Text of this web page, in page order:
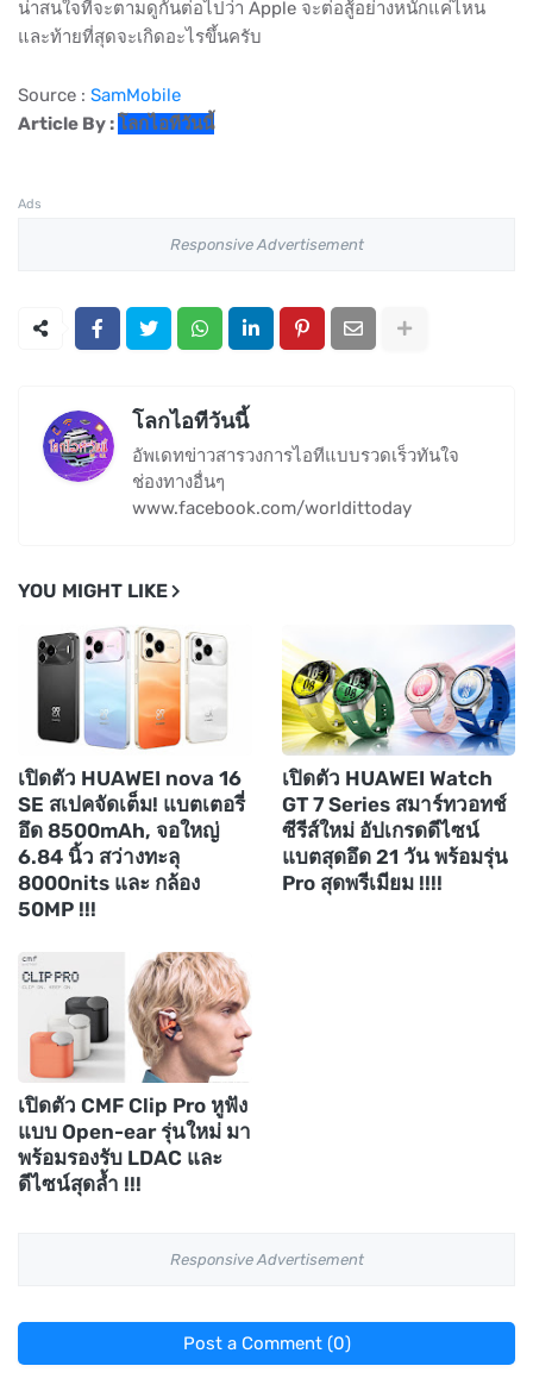
น่าสนใจที่จะตามดูกันต่อไปว่า Apple จะต่อสู้อย่างหนักแค่ไหน
และท้ายที่สุดจะเกิดอะไรขึ้นครับ
Source : SamMobile
Article By :โลกไอทีวันนี้
Ads
Responsive Advertisement
โลกไอทีวันนี้
อัพเดทข่าวสารวงการไอทีแบบรวดเร็วทันใจ
ช่องทางอื่นๆ
www.facebook.com/worldittoday
YOU MIGHT LIKE
เปิดตัว HUAWEI nova 16
SE สเปคจัดเต็ม! แบตเตอรี่
อึด 8500mAh, จอใหญ่
6.84 นิ้ว สว่างทะลุ
8000nits และ กล้อง
50MP !!!
เปิดตัว HUAWEI Watch
GT 7 Series สมาร์ทวอทช์
ซีรีส์ใหม่ อัปเกรดดีไซน์
แบตสุดอึด 21 วัน พร้อมรุ่น
Pro สุดพรีเมียม !!!!
เปิดตัว CMF Clip Pro หูฟัง
แบบ Open-ear รุ่นใหม่ มา
พร้อมรองรับ LDAC และ
ดีไซน์สุดล้ำ !!!
Responsive Advertisement
Post a Comment (0)